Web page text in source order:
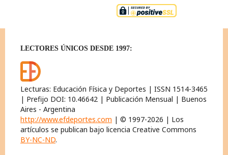
LECTORES ÚNICOS DESDE 1997:
Lecturas: Educación Física y Deportes | ISSN 1514-3465
| Prefijo DOI: 10.46642 | Publicación Mensual | Buenos
Aires - Argentina
http://www.efdeportes.com | © 1997-2026 | Los
artículos se publican bajo licencia Creative Commons
BY-NC-ND.